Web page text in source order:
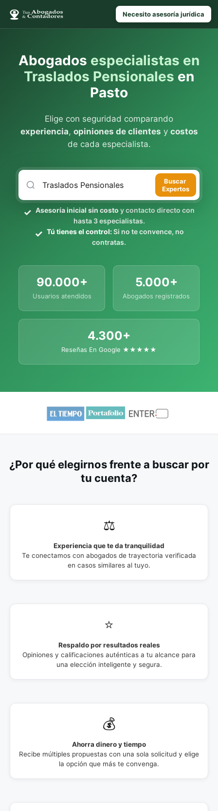
Necesito asesoría jurídica
Abogados especialistas en
Traslados Pensionales en
Pasto
Elige con seguridad comparando
experiencia, opiniones de clientes y costos
de cada especialista.
Buscar
Expertos
Asesoría inicial sin costo y contacto directo con
hasta 3 especialistas.
Tú tienes el control:Si no te convence, no
contratas.
90.000+
Usuarios atendidos
5.000+
Abogados registrados
4.300+
Reseñas En Google ★★★★★
¿Por qué elegirnos frente a buscar por
tu cuenta?
⚖️
Experiencia que te da tranquilidad
Te conectamos con abogados de trayectoria verificada
en casos similares al tuyo.
⭐
Respaldo por resultados reales
Opiniones y calificaciones auténticas a tu alcance para
una elección inteligente y segura.
💰
Ahorra dinero y tiempo
Recibe múltiples propuestas con una sola solicitud y elige
la opción que más te convenga.